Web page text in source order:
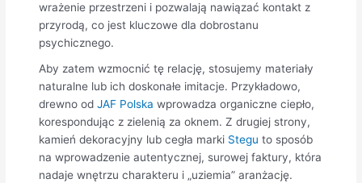
wrażenie przestrzeni i pozwalają nawiązać kontakt z
przyrodą, co jest kluczowe dla dobrostanu
psychicznego.
Aby zatem wzmocnić tę relację, stosujemy materiały
naturalne lub ich doskonałe imitacje. Przykładowo,
drewno odJAF Polska wprowadza organiczne ciepło,
korespondując z zielenią za oknem. Z drugiej strony,
kamień dekoracyjny lub cegła marki Stegu to sposób
na wprowadzenie autentycznej, surowej faktury, która
nadaje wnętrzu charakteru i „uziemia” aranżację.